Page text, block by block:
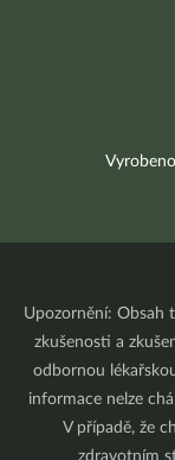
Upozornění: Obsah
zkušenosti a
odbornou
informace nelze
V případě, že
zdravotním